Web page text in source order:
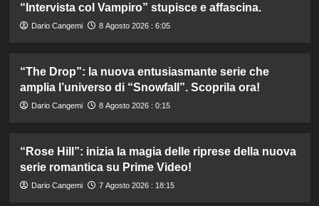
“Intervista col Vampiro” stupisce e affascina.
Dario Cangemi 8 Agosto 2026 : 6:05
“The Drop”: la nuova entusiasmante serie che
amplia l’universo di “Snowfall”. Scoprila ora!
Dario Cangemi 8 Agosto 2026 : 0:15
“Rose Hill”: inizia la magia delle riprese della nuova
serie romantica su Prime Video!
Dario Cangemi 7 Agosto 2026 : 18:15